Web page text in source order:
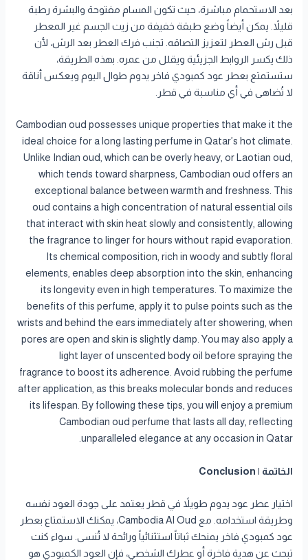
بعد الاستحمام مباشرة، حيث تكون المسام مفتوحة والبشرة رطبة
قليلاً. يمكن أيضاً وضع طبقة خفيفة من زيت الجسم غير المعطر
قبل رش العطر لتعزيز التصاقه. تجنب فرك العطر بعد الرش، لأن
ذلك يكسر الروابط الجزيئية ويقلل من عمره. بهذه الطريقة،
ستستمتع بعطر عود كمبودي فاخر يدوم طوال اليوم ويعكس أناقة
لا تُضاهى في أي مناسبة في قطر.
Cambodian oud possesses unique properties that make it the
ideal choice for a long lasting perfume in Qatar’s hot climate.
Unlike Indian oud, which can be overly heavy, or Laotian oud,
which tends toward sharpness, Cambodian oud offers an
exceptional balance between warmth and freshness. This
oud contains a high concentration of natural essential oils
that interact with skin heat slowly and consistently, allowing
the fragrance to linger for hours without rapid evaporation.
Its chemical composition, rich in woody and subtly floral
elements, enables deep absorption into the skin, enhancing
its longevity even in high temperatures. To maximize the
benefits of this perfume, apply it to pulse points such as the
wrists and behind the ears immediately after showering, when
pores are open and skin is slightly damp. You may also apply a
light layer of unscented body oil before spraying the
fragrance to boost its adherence. Avoid rubbing the perfume
after application, as this breaks molecular bonds and reduces
its lifespan. By following these tips, you will enjoy a premium
Cambodian oud perfume that lasts all day, reflecting
unparalleled elegance at any occasion in Qatar.
الخاتمة | Conclusion
اختيار عطر عود يدوم طويلاً في قطر يعتمد على جودة العود نفسه
وطريقة استخدامه. مع Cambodia Al Oud، يمكنك الاستمتاع بعطر
عود كمبودي فاخر يمنحك ثباتاً استثنائياً ورائحة لا تُنسى. سواء كنت
تبحث عن هدية فاخرة أو عطرك الشخصي، فإن العود الكمبودي هو